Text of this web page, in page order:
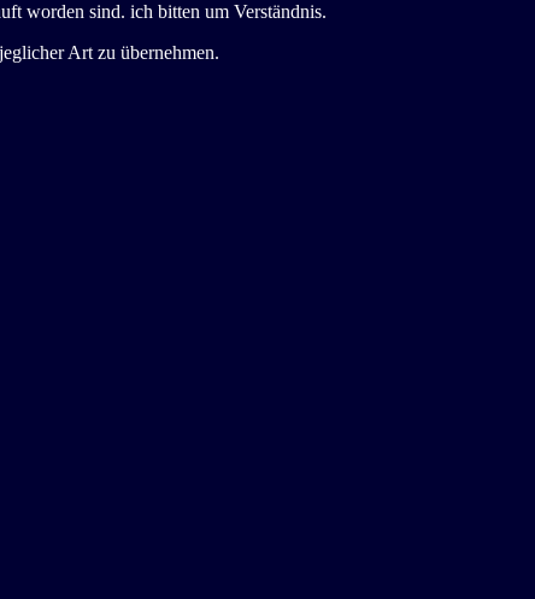
worden sind. ich bitten um Verständnis.
Art zu übernehmen.